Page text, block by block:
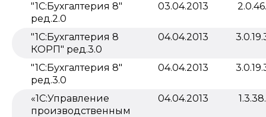
"1С:Бухгалтерия 8"
ред.2.0
03.04.2013
"1С:Бухгалтерия 8
КОРП" ред.3.0
04.04.2013
"1С:Бухгалтерия 8"
ред.3.0
04.04.2013
«1С:Управление
производственным
04.04.2013